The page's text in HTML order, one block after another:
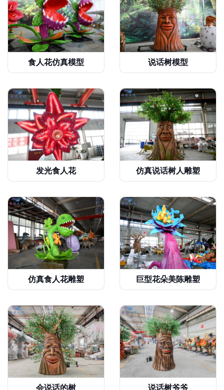
食人花仿真模型 说话树模型
发光食人花 仿真说话树人雕塑
仿真食人花雕塑 巨型花朵美陈雕塑
会说话的树 说话树爷爷